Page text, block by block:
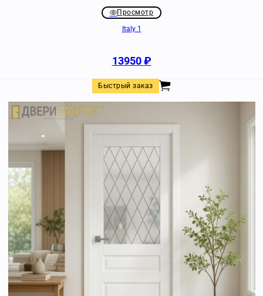
Просмотр
Italy 1
13950₽
Быстрый заказ